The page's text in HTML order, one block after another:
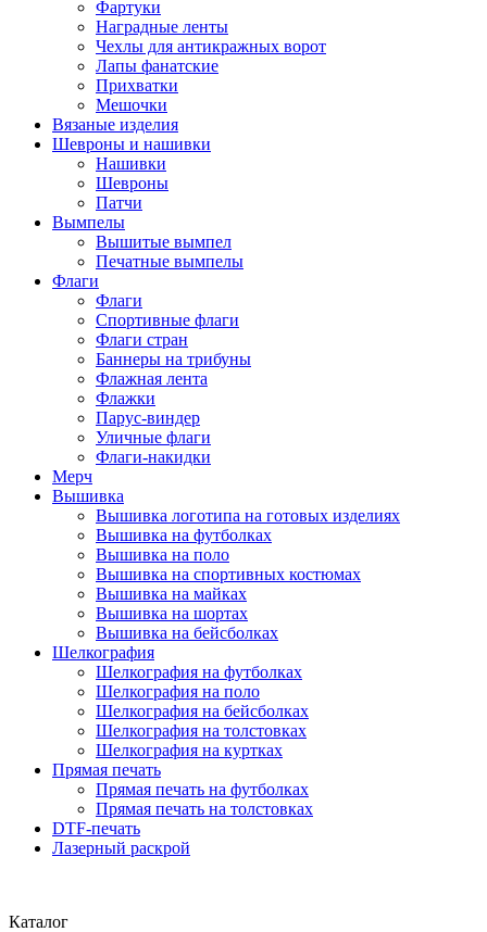
Фартуки
Наградные ленты
Чехлы для антикражных ворот
Лапы фанатские
Прихватки
Мешочки
Вязаные изделия
Шевроны и нашивки
Нашивки
Шевроны
Патчи
Вымпелы
Вышитые вымпел
Печатные вымпелы
Флаги
Флаги
Спортивные флаги
Флаги стран
Баннеры на трибуны
Флажная лента
Флажки
Парус-виндер
Уличные флаги
Флаги-накидки
Мерч
Вышивка
Вышивка логотипа на готовых изделиях
Вышивка на футболках
Вышивка на поло
Вышивка на спортивных костюмах
Вышивка на майках
Вышивка на шортах
Вышивка на бейсболках
Шелкография
Шелкография на футболках
Шелкография на поло
Шелкография на бейсболках
Шелкография на толстовках
Шелкография на куртках
Прямая печать
Прямая печать на футболках
Прямая печать на толстовках
DTF-печать
Лазерный раскрой
Каталог